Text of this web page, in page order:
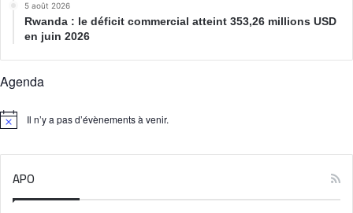
5 août 2026
Rwanda : le déficit commercial atteint 353,26 millions USD
en juin 2026
Agenda
N
Il n’y a pas d’évènements à venir.
APO